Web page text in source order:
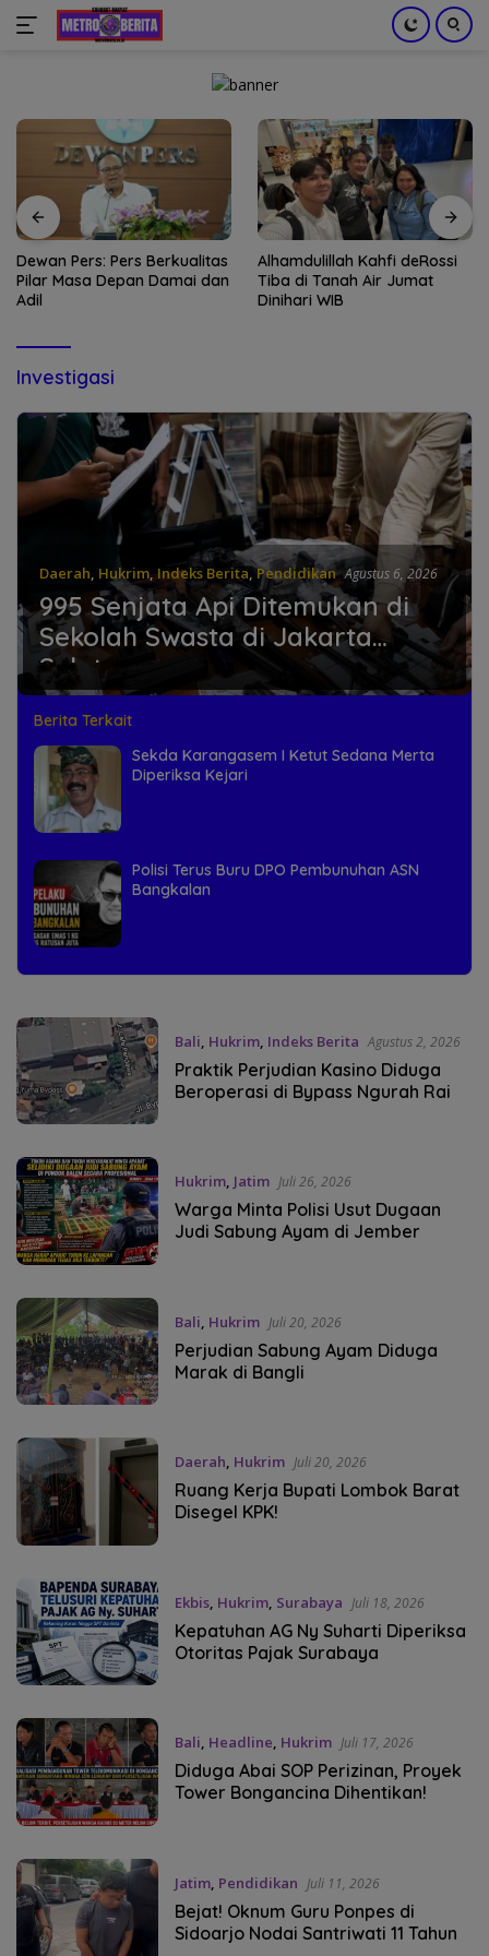
Dewan Pers: Pers Berkualitas
Pilar Masa Depan Damai dan
Adil
Alhamdulillah Kahfi deRossi
Tiba di Tanah Air Jumat
Dinihari WIB
Investigasi
Daerah, Hukrim,Indeks Berita,Pendidikan Agustus 6, 2026
995 Senjata Api Ditemukan di
Sekolah Swasta di Jakarta
Selatan
Berita Terkait
Sekda Karangasem I Ketut Sedana Merta
Diperiksa Kejari
Polisi Terus Buru DPO Pembunuhan ASN
Bangkalan
Bali, Hukrim, Indeks Berita Agustus 2, 2026
Praktik Perjudian Kasino Diduga
Beroperasi di Bypass Ngurah Rai
Hukrim, Jatim Juli 26, 2026
Warga Minta Polisi Usut Dugaan
Judi Sabung Ayam di Jember
Bali, Hukrim Juli 20, 2026
Perjudian Sabung Ayam Diduga
Marak di Bangli
Daerah, Hukrim Juli 20, 2026
Ruang Kerja Bupati Lombok Barat
Disegel KPK!
Ekbis, Hukrim, Surabaya Juli 18, 2026
Kepatuhan AG Ny Suharti Diperiksa
Otoritas Pajak Surabaya
Bali, Headline, Hukrim Juli 17, 2026
Diduga Abai SOP Perizinan, Proyek
Tower Bongancina Dihentikan!
Jatim, Pendidikan Juli 11, 2026
Bejat! Oknum Guru Ponpes di
Sidoarjo Nodai Santriwati 11 Tahun